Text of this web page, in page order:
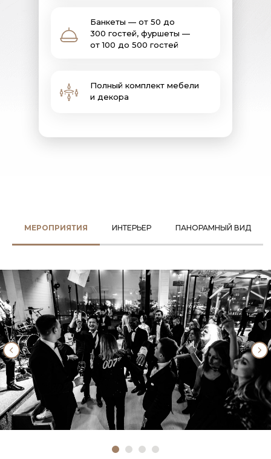
Банкеты — от 50 до
300 гостей, фуршеты —
от 100 до 500 гостей
Полный комплект мебели
и декора
МЕРОПРИЯТИЯ ИНТЕРЬЕР ПАНОРАМНЫЙ ВИД